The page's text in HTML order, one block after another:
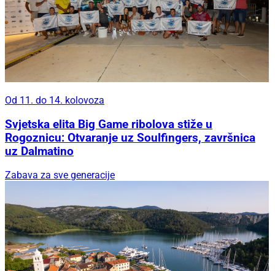
Od 11. do 14. kolovoza
Svjetska elita Big Game ribolova stiže u
Rogoznicu: Otvaranje uz Soulfingers, završnica
uz Dalmatino
Zabava za sve generacije